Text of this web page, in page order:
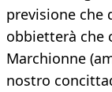
previsione che
obbietterà che
Marchionne
nostro